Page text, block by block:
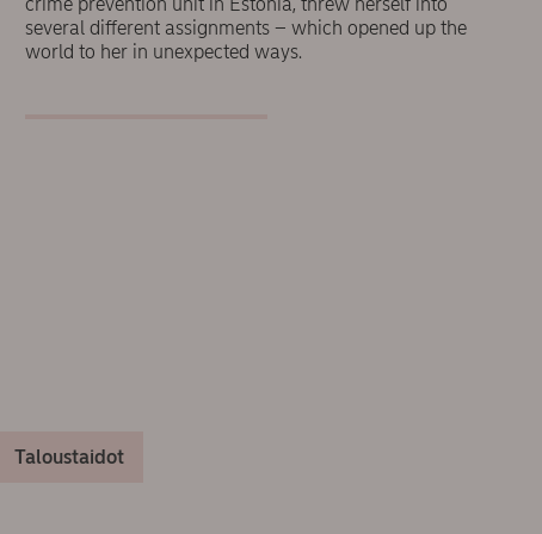
several different assignments – which opened up the
world to her in unexpected ways.
Taloustaidot